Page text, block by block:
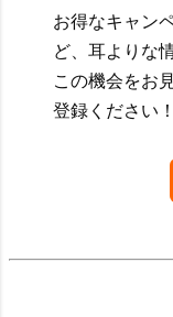
お得なキャン
ど、耳よりな
この機会をお
登録ください！